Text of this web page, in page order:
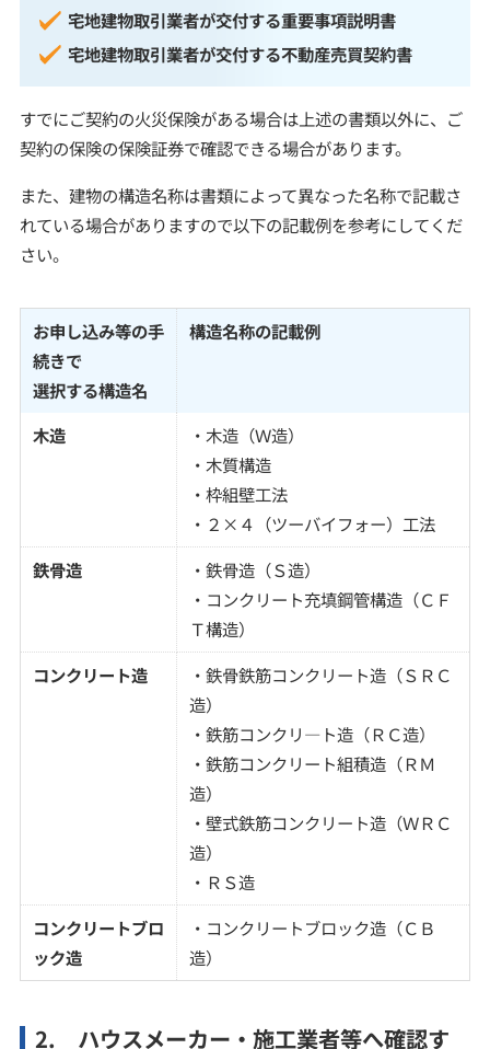
宅地建物取引業者が交付する重要事項説明書
宅地建物取引業者が交付する不動産売買契約書
すでにご契約の火災保険がある場合は上述の書類以外に、ご
契約の保険の保険証券で確認できる場合があります。
また、建物の構造名称は書類によって異なった名称で記載さ
れている場合がありますので以下の記載例を参考にしてくだ
さい。
お申し込み等の手
続きで
選択する構造名
構造名称の記載例
木造
・木造（Ｗ造）
・木質構造
・枠組壁工法
・２×４（ツーバイフォー）工法
鉄骨造
・鉄骨造（Ｓ造）
・コンクリート充填鋼管構造（ＣＦ
Ｔ構造）
コンクリート造
・鉄骨鉄筋コンクリート造（ＳＲＣ
造）
・鉄筋コンクリ―ト造（ＲＣ造）
・鉄筋コンクリート組積造（ＲＭ
造）
・壁式鉄筋コンクリート造（ＷＲＣ
造）
・ＲＳ造
コンクリートブロ
ック造
・コンクリートブロック造（ＣＢ
造）
2. ハウスメーカー・施工業者等へ確認す